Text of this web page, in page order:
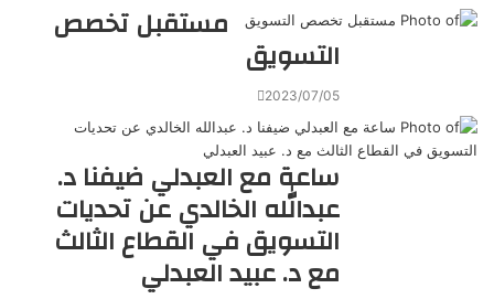
مستقبل تخصص
التسويق
2023/07/05
ساعة مع العبدلي ضيفنا د.
عبدالله الخالدي عن تحديات
التسويق في القطاع الثالث
مع د. عبيد العبدلي